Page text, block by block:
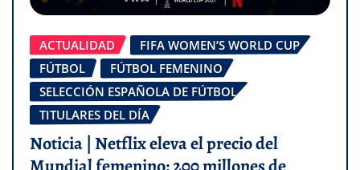
ACTUALIDAD
FIFA WOMEN’S WORLD CUP
FÚTBOL
FÚTBOL FEMENINO
SELECCIÓN ESPAÑOLA DE FÚTBOL
TITULARES DEL DÍA
Noticia | Netflix eleva el precio del